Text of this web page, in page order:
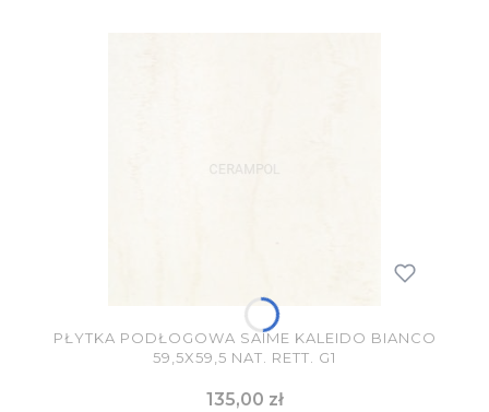
PŁYTKA PODŁOGOWA SAIME KALEIDO BIANCO
59,5X59,5 NAT. RETT. G1
Cena
135,00 zł